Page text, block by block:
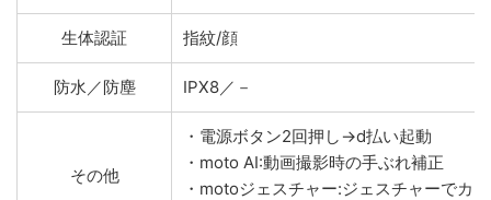
生体認証 指紋/顔
防水／防塵 IPX8／－
その他
・電源ボタン2回押し→d払い起動
・moto AI:動画撮影時の手ぶれ補正
・motoジェスチャー:ジェスチャーでカ